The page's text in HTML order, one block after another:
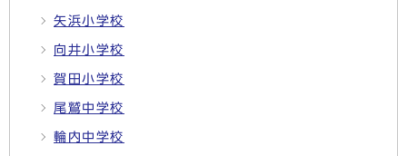
矢浜小学校
向井小学校
賀田小学校
尾鷲中学校
輪内中学校